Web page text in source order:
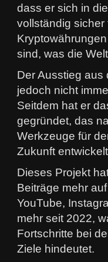
dass er sich in
vollständig
sind, was die
Der Ausstieg aus
jedoch nicht
Seitdem hat er
gegründet, das
Werkzeuge für
Zukunft
Dieses Projekt
Beiträge mehr
YouTube,
mehr seit 2022,
Fortschritte bei
Ziele hindeutet.